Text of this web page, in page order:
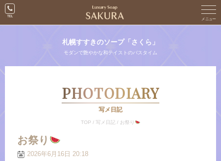
札幌すすきのソープ「さくら」
モダンで艶やかな和テイストのバスタイム
PHOTODIARY
写メ日記
TOP / 写メ日記 / お祭り
お祭り
2026年6月16日 20:18